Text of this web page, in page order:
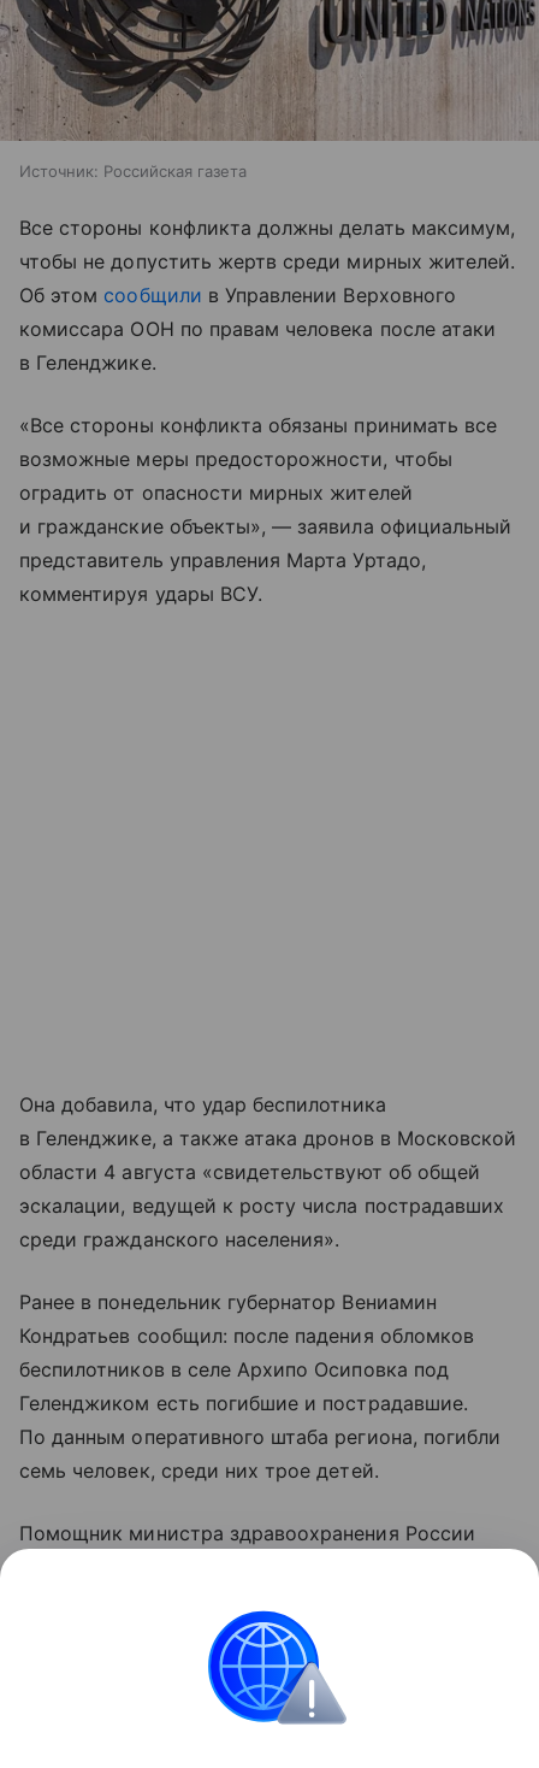
Источник: Российская газета
Все стороны конфликта должны делать максимум,
чтобы не допустить жертв среди мирных жителей.
Об этом сообщили в Управлении Верховного
комиссара ООН по правам человека после атаки
в Геленджике.
«Все стороны конфликта обязаны принимать все
возможные меры предосторожности, чтобы
оградить от опасности мирных жителей
и гражданские объекты», — заявила официальный
представитель управления Марта Уртадо,
комментируя удары ВСУ.
Она добавила, что удар беспилотника
в Геленджике, а также атака дронов в Московской
области 4 августа «свидетельствуют об общей
эскалации, ведущей к росту числа пострадавших
среди гражданского населения».
Ранее в понедельник губернатор Вениамин
Кондратьев сообщил: после падения обломков
беспилотников в селе Архипо Осиповка под
Геленджиком есть погибшие и пострадавшие.
По данным оперативного штаба региона, погибли
семь человек, среди них трое детей.
Помощник министра здравоохранения России
оказали амбулаторно.
Россия ООН